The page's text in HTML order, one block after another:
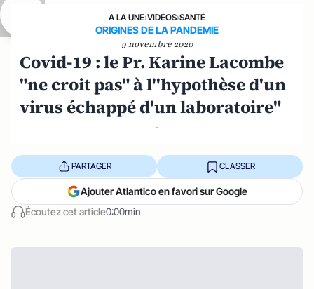
A LA UNE›VIDÉOS›SANTÉ
ORIGINES DE LA PANDEMIE
9 novembre 2020
Covid-19 : le Pr. Karine Lacombe
"ne croit pas" à l''hypothèse d'un
virus échappé d'un laboratoire"
-
Écoutez cet article0:00min
PARTAGER CLASSER
Ajouter Atlantico en favori sur Google